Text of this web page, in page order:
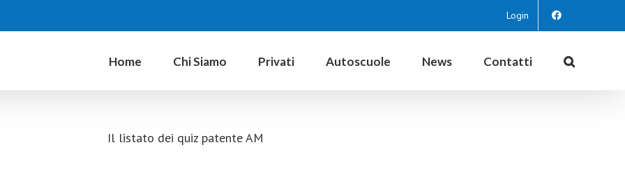
Login
Home Chi Siamo Privati Autoscuole News Contatti
Il listato dei quiz patente AM